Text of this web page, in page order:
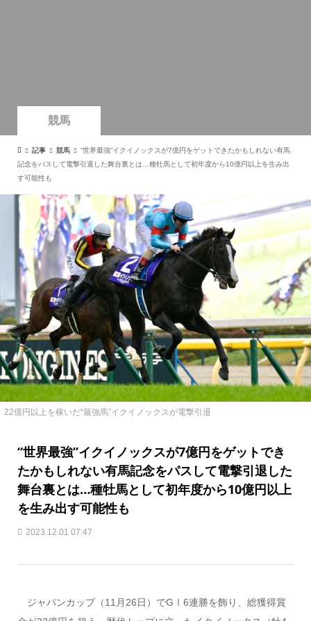
競馬
記事 競馬
“世界最強”イクイノックスが7億円をゲットできたかもしれない有馬
記念をパスして電撃引退した舞台裏とは…種牡馬として初年度から10億円以上を生み出
す可能性も
22億円以上を稼いだ“最強馬”イクイノックスが電撃引退
“世界最強”イクイノックスが7億円をゲットでき
たかもしれない有馬記念をパスして電撃引退した
舞台裏とは…種牡馬として初年度から10億円以上
を生み出す可能性も
2023.12.01 07:47
ジャパンカップ（11月26日）でGⅠ6連勝を飾り、総獲得賞